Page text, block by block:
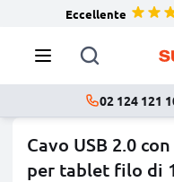
Eccellente
02 124 121
Cavo USB 2.0
per tablet filo di